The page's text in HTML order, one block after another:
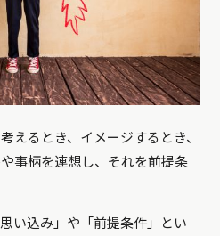
えるとき、イメージするとき、
事柄を連想し、それを前提条
い込み」や「前提条件」とい